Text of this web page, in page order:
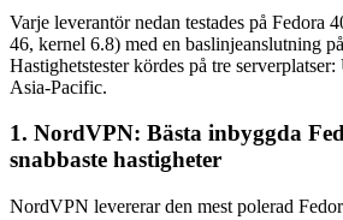
Varje leverantör nedan testades på Fedora
46, kernel 6.8) med en baslinjeanslutning
Hastighetstester kördes på tre
Asia-Pacific.
1. NordVPN: Bästa inbyggda
snabbaste hastigheter
NordVPN levererar den mest polerad